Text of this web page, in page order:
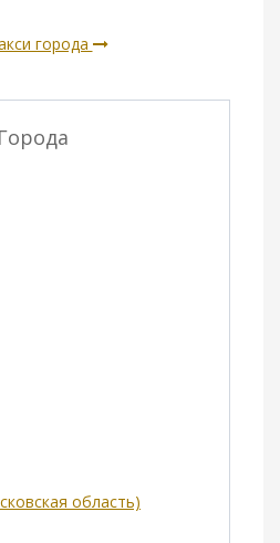
города
Города
область)